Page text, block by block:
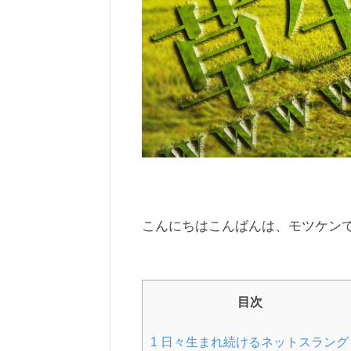
こんにちはこんばんは、モツケン
目次
1 日々生まれ続けるネットスラング